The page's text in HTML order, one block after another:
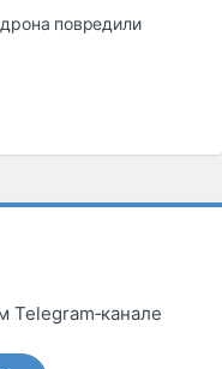
повредили
Telegram‑канале